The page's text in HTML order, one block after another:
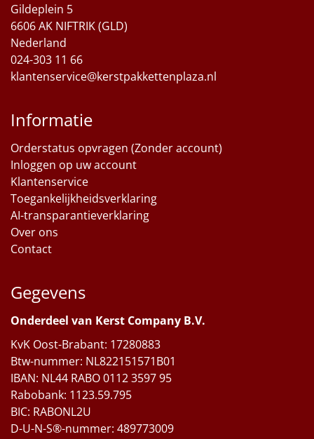
Gildeplein 5
6606 AK NIFTRIK (GLD)
Nederland
024-303 11 66
klantenservice@kerstpakkettenplaza.nl
Informatie
Orderstatus opvragen (Zonder account)
Inloggen op uw account
Klantenservice
Toegankelijkheidsverklaring
AI-transparantieverklaring
Over ons
Contact
Gegevens
Onderdeel van Kerst Company B.V.
KvK Oost-Brabant: 17280883
Btw-nummer: NL822151571B01
IBAN: NL44 RABO 0112 3597 95
Rabobank: 1123.59.795
BIC: RABONL2U
D-U-N-S®-nummer: 489773009